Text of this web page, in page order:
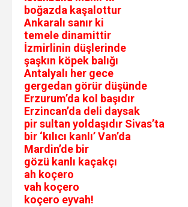
boğazda kaşalottur
Ankaralı sanır ki
temele dinamittir
İzmirlinin düşlerinde
şaşkın köpek balığı
Antalyalı her gece
gergedan görür düşünde
Erzurum’da kol başıdır
Erzincan’da deli daysak
pir sultan yoldaşıdır Sivas’ta
bir ‘kılıcı kanlı’ Van’da
Mardin’de bir
gözü kanlı kaçakçı
ah koçero
vah koçero
koçero eyvah!